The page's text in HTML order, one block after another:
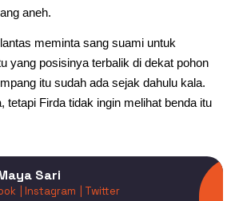
aneh.
meminta sang suami untuk
yang posisinya terbalik di dekat pohon
itu sudah ada sejak dahulu kala.
tetapi Firda tidak ingin melihat benda itu
Sari
| Instagram
| Twitter